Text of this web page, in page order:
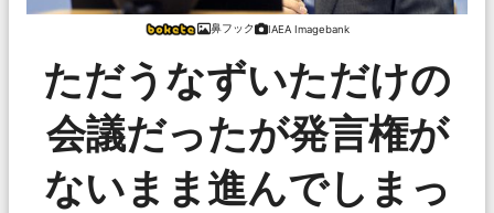
鼻フック IAEA Imagebank
ただうなずいただけの
会議だったが発言権が
ないまま進んでしまっ